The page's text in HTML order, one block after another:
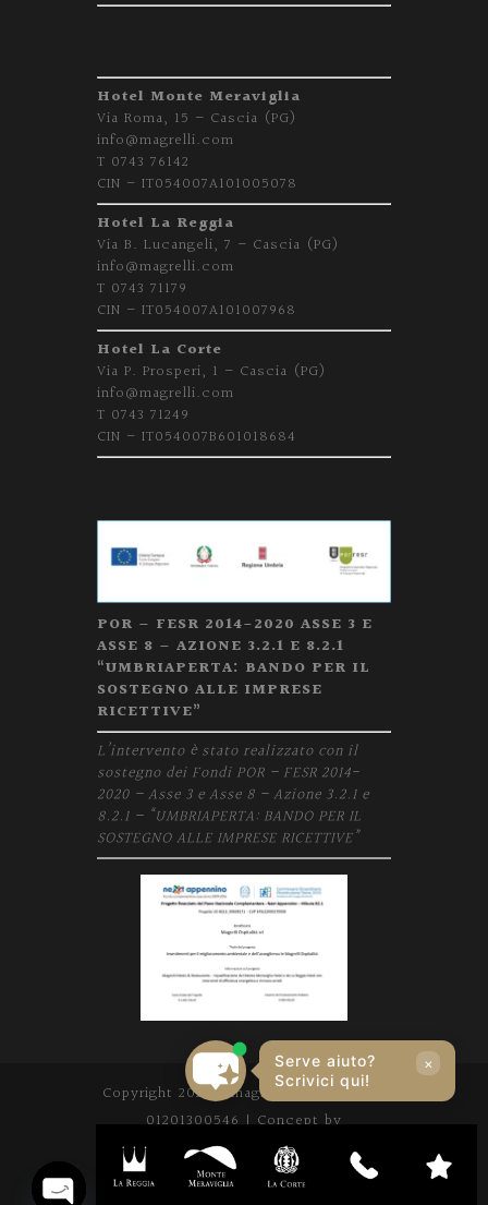
Hotel Monte Meraviglia
Via Roma, 15 – Cascia (PG)
info@magrelli.com
T 0743 76142
CIN – IT054007A101005078
Hotel La Reggia
Via B. Lucangeli, 7 – Cascia (PG)
info@magrelli.com
T 0743 71179
CIN – IT054007A101007968
Hotel La Corte
Via P. Prosperi, 1 – Cascia (PG)
info@magrelli.com
T 0743 71249
CIN – IT054007B601018684
POR – FESR 2014-2020 ASSE 3 E
ASSE 8 – AZIONE 3.2.1 E 8.2.1
“UMBRIAPERTA: BANDO PER IL
SOSTEGNO ALLE IMPRESE
RICETTIVE”
L’intervento è stato realizzato con il
sostegno dei Fondi POR – FESR 2014-
2020 – Asse 3 e Asse 8 – Azione 3.2.1 e
8.2.1 – “UMBRIAPERTA: BANDO PER IL
SOSTEGNO ALLE IMPRESE RICETTIVE”
Copyright 2020 | magrelli.com | P. IVA
01201300546 | Concept by
movingdigital.it
Serve aiuto?
Scrivici qui!
×